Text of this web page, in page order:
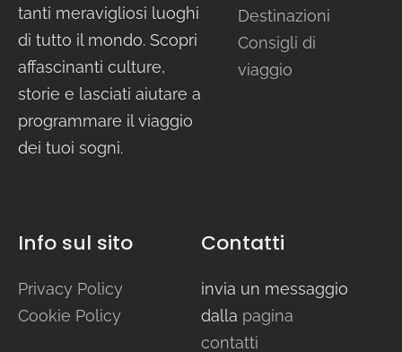
tanti meravigliosi luoghi
di tutto il mondo. Scopri
affascinanti culture,
storie e lasciati aiutare a
programmare il viaggio
dei tuoi sogni.
Destinazioni
Consigli di
viaggio
Info sul sito
Privacy Policy
Cookie Policy
Contatti
invia un messaggio
dalla pagina
contatti